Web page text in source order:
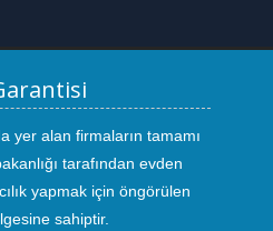
yer alan firmaların tamamı
tarafından evden
yapmak için öngörülen
sahiptir.